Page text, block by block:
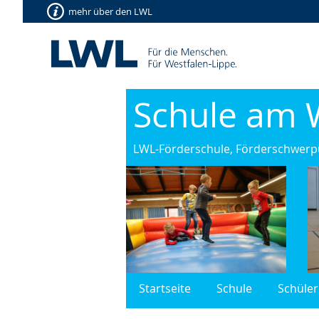
mehr über den LWL
Schule am
LWL-Förderschule,
Startseite Schule Schüler